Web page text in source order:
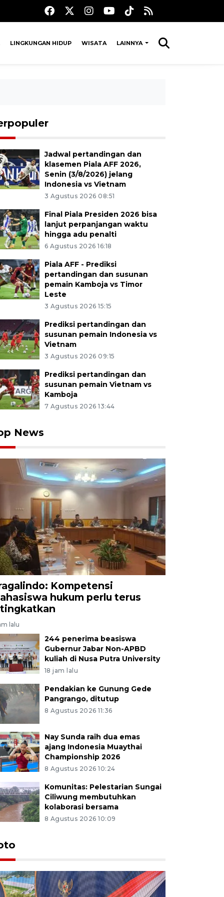
LINGKUNGAN HIDUP WISATA LAINNYA
Jadwal pertandingan dan
klasemen Piala AFF 2026,
Senin (3/8/2026) jelang
Indonesia vs Vietnam
3 Agustus 2026 08:51
Final Piala Presiden 2026 bisa
lanjut perpanjangan waktu
hingga adu penalti
6 Agustus 2026 16:18
Piala AFF - Prediksi
pertandingan dan susunan
pemain Kamboja vs Timor
Leste
3 Agustus 2026 15:15
Prediksi pertandingan dan
susunan pemain Indonesia vs
Vietnam
3 Agustus 2026 09:15
Prediksi pertandingan dan
susunan pemain Vietnam vs
Kamboja
7 Agustus 2026 13:44
News
Kompetensi
hukum perlu terus
lalu
244 penerima beasiswa
Gubernur Jabar Non-APBD
kuliah di Nusa Putra University
18 jam lalu
Pendakian ke Gunung Gede
Pangrango, ditutup
8 Agustus 2026 11:36
Nay Sunda raih dua emas
ajang Indonesia Muaythai
Championship 2026
8 Agustus 2026 10:24
Komunitas: Pelestarian Sungai
Ciliwung membutuhkan
kolaborasi bersama
8 Agustus 2026 10:09